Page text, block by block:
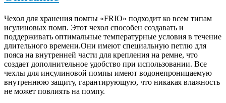
Чехол для хранения помпы «FRIO» подходит ко всем типам
исулиновых помп. Этот чехол способен создавать и
поддерживать оптимальные температурные условия в течение
длительного времени.Они имеют специальную петлю для
пояса на внутренней части для крепления на ремне, что
создает дополнительное удобство при использовании. Все
чехлы для инсулиновой помпы имеют водонепроницаемую
внутреннюю защиту, гарантирующую, что никакая влажность
не может повлиять на помпу.